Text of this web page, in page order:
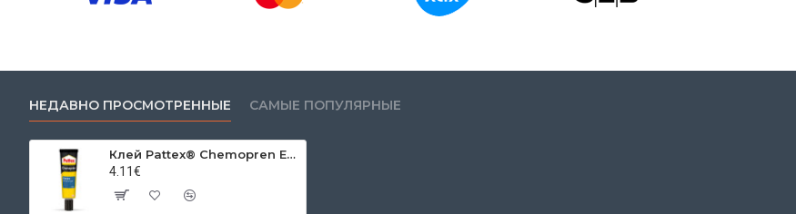
НЕДАВНО ПРОСМОТРЕННЫЕ САМЫЕ ПОПУЛЯРНЫЕ
Клей Pattex® Chemopren Extreme, 50 мл
4.11€